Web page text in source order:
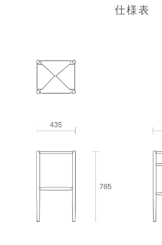
仕様表